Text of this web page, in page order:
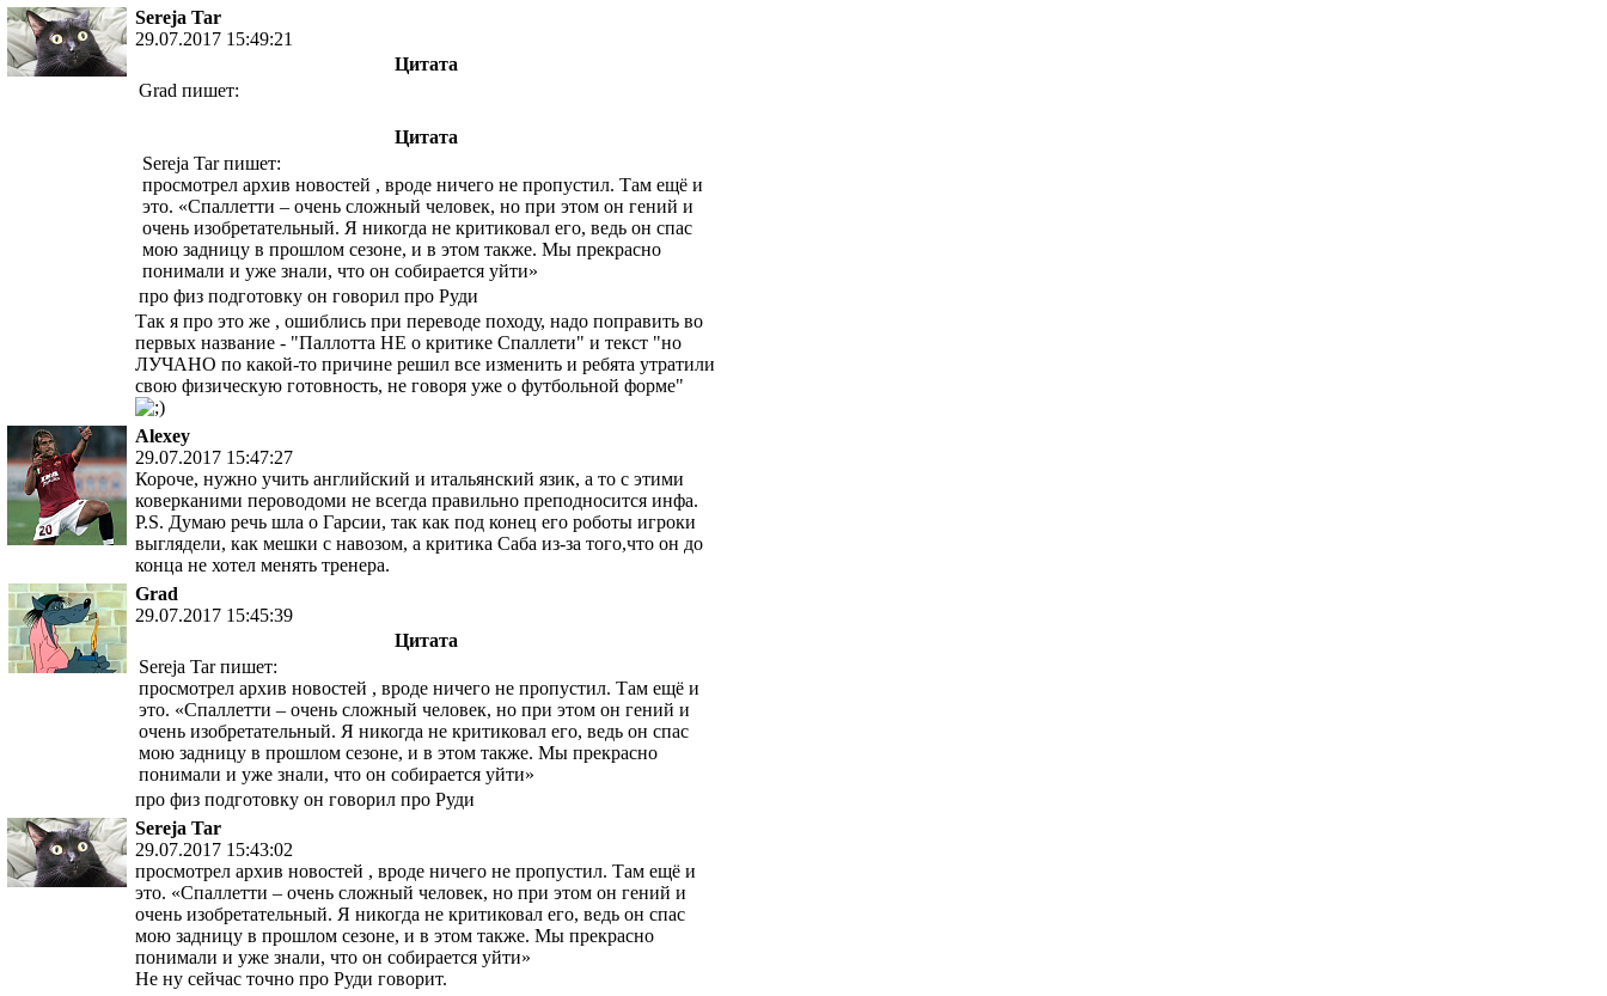
Sereja Tar
29.07.2017 15:49:21
Цитата
Grad пишет:
Цитата
Sereja Tar пишет:
просмотрел архив новостей , вроде ничего не пропустил. Там ещё и
это. «Спаллетти – очень сложный человек, но при этом он гений и
очень изобретательный. Я никогда не критиковал его, ведь он спас
мою задницу в прошлом сезоне, и в этом также. Мы прекрасно
понимали и уже знали, что он собирается уйти»
про физ подготовку он говорил про Руди
Так я про это же , ошиблись при переводе походу, надо поправить во
первых название - "Паллотта НЕ о критике Спаллети" и текст "но
ЛУЧАНО по какой-то причине решил все изменить и ребята утратили
свою физическую готовность, не говоря уже о футбольной форме"
Alexey
29.07.2017 15:47:27
Короче, нужно учить английский и итальянский язик, а то с этими
коверканими пероводоми не всегда правильно преподносится инфа.
P.S. Думаю речь шла о Гарсии, так как под конец его роботы игроки
выглядели, как мешки с навозом, а критика Саба из-за того,что он до
конца не хотел менять тренера.
Grad
29.07.2017 15:45:39
Цитата
Sereja Tar пишет:
просмотрел архив новостей , вроде ничего не пропустил. Там ещё и
это. «Спаллетти – очень сложный человек, но при этом он гений и
очень изобретательный. Я никогда не критиковал его, ведь он спас
мою задницу в прошлом сезоне, и в этом также. Мы прекрасно
понимали и уже знали, что он собирается уйти»
про физ подготовку он говорил про Руди
Sereja Tar
29.07.2017 15:43:02
просмотрел архив новостей , вроде ничего не пропустил. Там ещё и
это. «Спаллетти – очень сложный человек, но при этом он гений и
очень изобретательный. Я никогда не критиковал его, ведь он спас
мою задницу в прошлом сезоне, и в этом также. Мы прекрасно
понимали и уже знали, что он собирается уйти»
Не ну сейчас точно про Руди говорит.